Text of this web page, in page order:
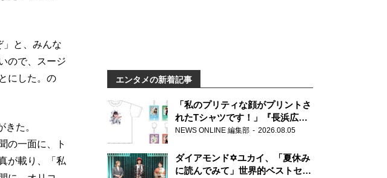
」と、みんな
ので、スージ
にした。の
た。
の一面に、ト
が載り、「私
エンタメの新着記事
「私のプリティな顔がプリントさ
れたTシャツです！」『長浜広奈
天下無双』初の番組グッズ発売
NEWS ONLINE 編集部 2026.08.05
ダイアモンド✡ユカイ、「夏休み
に読んでみて」世界的ベストセラ